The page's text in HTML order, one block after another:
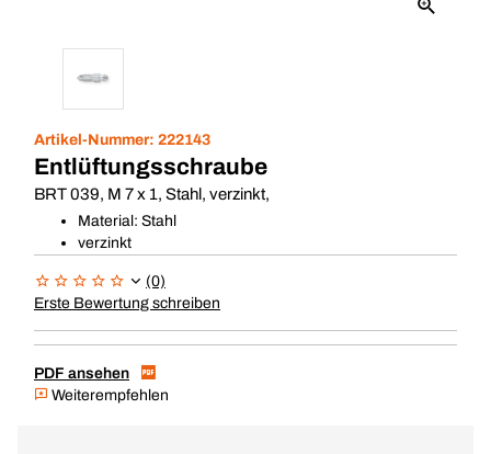
Artikel-Nummer: 222143
Entlüftungsschraube
BRT 039, M 7 x 1, Stahl, verzinkt,
Material: Stahl
verzinkt
(0)
Erste Bewertung schreiben
PDF ansehen
Weiterempfehlen